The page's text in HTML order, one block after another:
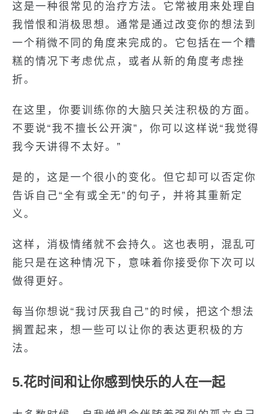
这是一种很常见的治疗方法。它常被用来处理自
我憎恨和消极思想。通常是通过改变你的想法到
一个稍微不同的角度来完成的。它包括在一个糟
糕的情况下考虑优点，或者从新的角度考虑挫
折。
在这里，你要训练你的大脑只关注积极的方面。
不要说“我不擅长公开演”，你可以这样说“我觉得
我今天讲得不太好。”
是的，这是一个很小的变化。但它却可以否定你
告诉自己“全有或全无”的句子，并将其重新定
义。
这样，消极情绪就不会持久。这也表明，混乱可
能只是在这种情况下，意味着你接受你下次可以
做得更好。
每当你想说“我讨厌我自己”的时候，把这个想法
搁置起来，想一些可以让你的表达更积极的方
法。
5.花时间和让你感到快乐的人在一起